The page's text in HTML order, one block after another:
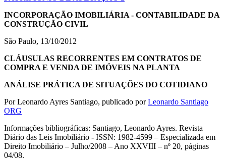
INCORPORAÇÃO IMOBILIÁRIA - CONTABILIDADE DA
CONSTRUÇÃO CIVIL
São Paulo, 13/10/2012
CLÁUSULAS RECORRENTES EM CONTRATOS DE
COMPRA E VENDA DE IMÓVEIS NA PLANTA
ANÁLISE PRÁTICA DE SITUAÇÕES DO COTIDIANO
Por Leonardo Ayres Santiago, publicado porLeonardo Santiago
ORG
Informações bibliográficas: Santiago, Leonardo Ayres. Revista
Diário das Leis Imobiliário - ISSN: 1982-4599 – Especializada em
Direito Imobiliário – Julho/2008 – Ano XXVIII – nº 20, páginas
04/08.